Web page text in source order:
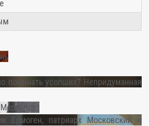
поминать усопших? Непридуманная
Ермоген, патриарх Московский и